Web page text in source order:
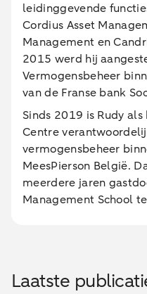
leidinggevende
Cordius Asset
Management en
2015 werd hij
Vermogensbeheer
van de Franse bank
Sinds 2019 is Rudy
Centre
vermogensbeheer
MeesPierson België.
meerdere jaren
Management School
Laatste